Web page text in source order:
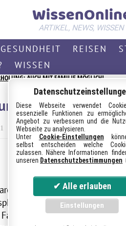
ARTIKEL, NEWS, WISSEN
GESUNDHEIT REISEN
WISSEN
AUCH MIT FAMILIE MÖGLICH!
auch mit
382 (~3 Min)
und Singles eine
zu verbringen und sich
besteht auch die
Diese Webseite verwendet
essenzielle Funktionen zu
Angebot zu verbessern und die
Webseite zu analysieren.
Unter Cookie-Einstellungen
selbst entscheiden welche
zulassen. Nähere Informationen
unseren Datenschutzbestimmungen